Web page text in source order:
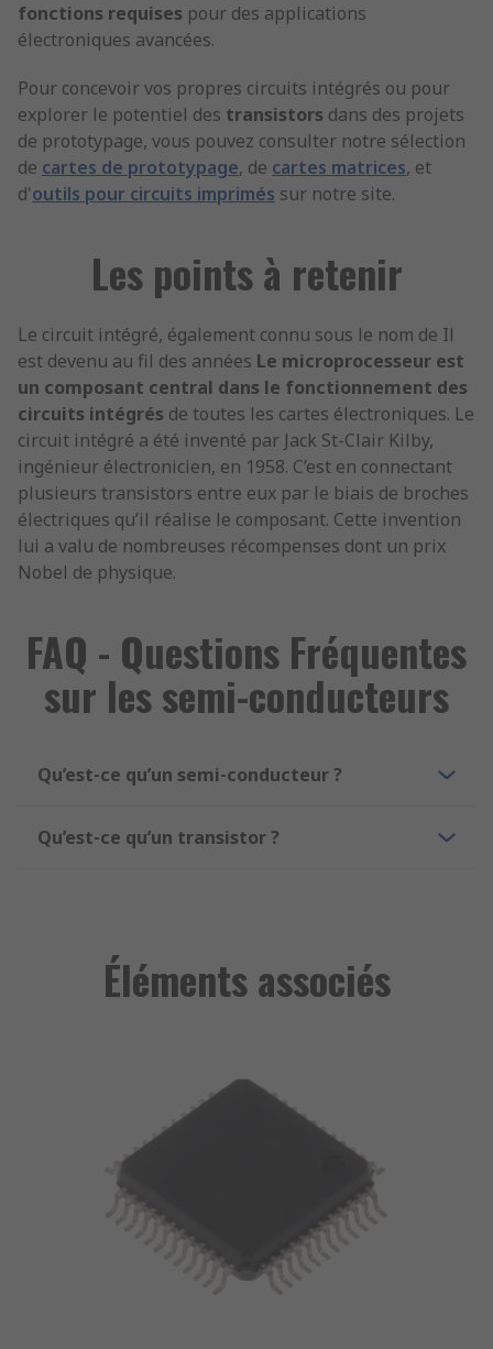
fonctions requises pour des applications
électroniques avancées.
Pour concevoir vos propres circuits intégrés ou pour
explorer le potentiel des transistors dans des projets
de prototypage, vous pouvez consulter notre sélection
de cartes de prototypage, de cartes matrices, et
d'outils pour circuits imprimés sur notre site.
Les points à retenir
Le circuit intégré, également connu sous le nom de Il
est devenu au fil des années Le microprocesseur est
un composant central dans le fonctionnement des
circuits intégrés de toutes les cartes électroniques. Le
circuit intégré a été inventé par Jack St-Clair Kilby,
ingénieur électronicien, en 1958. C’est en connectant
plusieurs transistors entre eux par le biais de broches
électriques qu’il réalise le composant. Cette invention
lui a valu de nombreuses récompenses dont un prix
Nobel de physique.
FAQ - Questions Fréquentes
sur les semi-conducteurs
Qu’est‑ce qu’un semi‑conducteur ?
Qu’est‑ce qu’un transistor ?
Éléments associés